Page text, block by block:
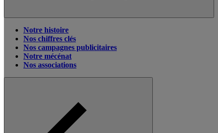
Notre histoire
Nos chiffres clés
Nos campagnes publicitaires
Notre mécénat
Nos associations